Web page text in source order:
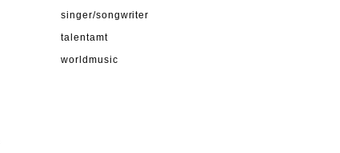
singer/songwriter
talentamt
worldmusic